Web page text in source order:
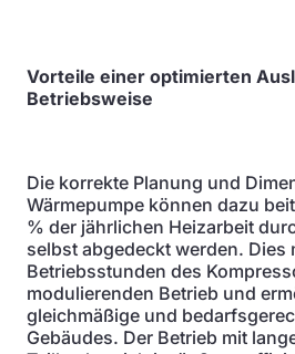
Vorteile einer optimierten
Betriebsweise
Die korrekte Planung und
Wärmepumpe können dazu
% der jährlichen Heizarbeit
selbst abgedeckt werden. Dies
Betriebsstunden des
modulierenden Betrieb und
gleichmäßige und
Gebäudes. Der Betrieb mit